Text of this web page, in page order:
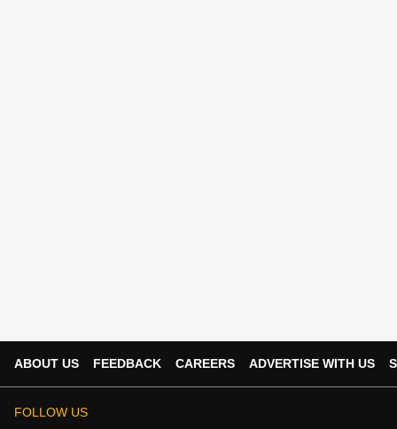
ABOUT US FEEDBACK CAREERS ADVERTISE WITH US
FOLLOW US